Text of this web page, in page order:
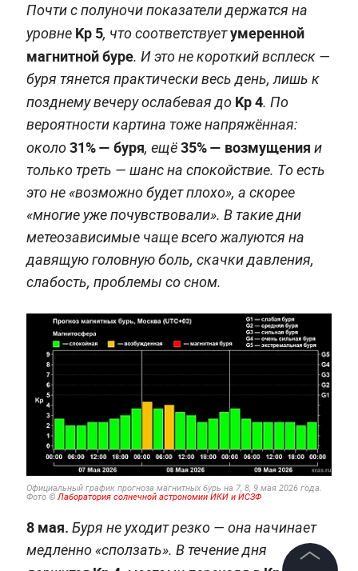
Почти с полуночи показатели держатся на
уровне Kp 5, что соответствуетумеренной
магнитной буре. И это не короткий всплеск —
буря тянется практически весь день, лишь к
позднему вечеру ослабевая до Kp 4. По
вероятности картина тоже напряжённая:
около31% — буря, ещё35% — возмущения и
только треть — шанс на спокойствие. То есть
это не «возможно будет плохо», а скорее
«многие уже почувствовали». В такие дни
метеозависимые чаще всего жалуются на
давящую головную боль, скачки давления,
слабость, проблемы со сном.
Официальный график прогноза магнитных бурь на 7, 8, 9 мая 2026 года.
Фото ©Лаборатория солнечной астрономии ИКИ и ИСЗФ
8 мая. Буря не уходит резко — она начинает
медленно «сползать». В течение дня